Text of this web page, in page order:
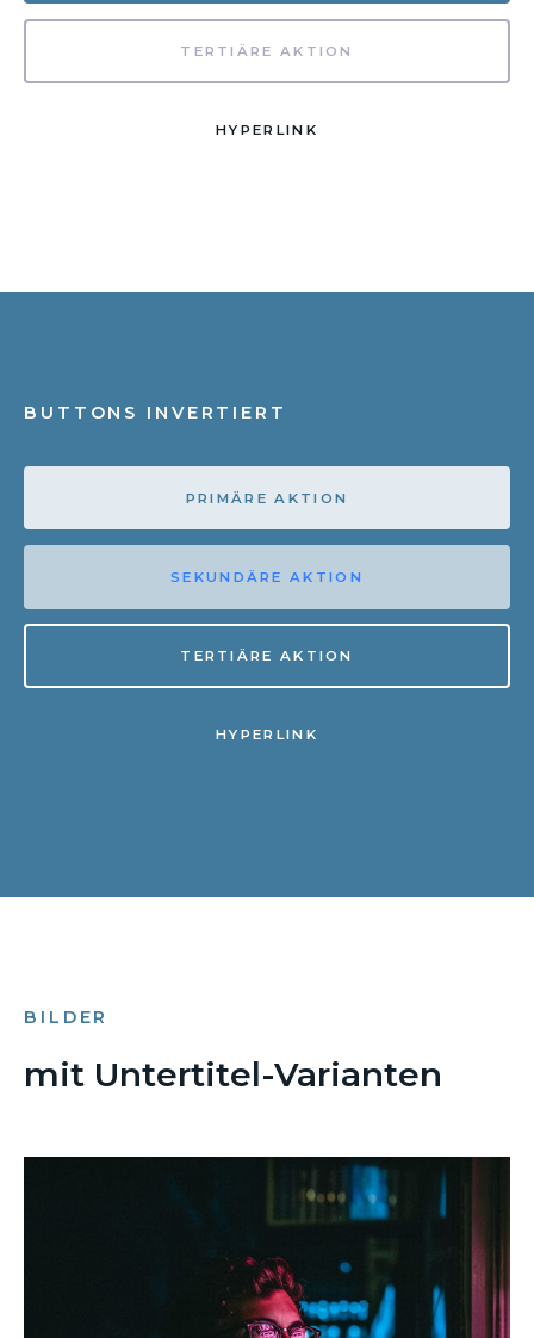
TERTIÄRE AKTION
HYPERLINK
BUTTONS INVERTIERT
PRIMÄRE AKTION
SEKUNDÄRE AKTION
TERTIÄRE AKTION
HYPERLINK
BILDER
mit Untertitel-Varianten